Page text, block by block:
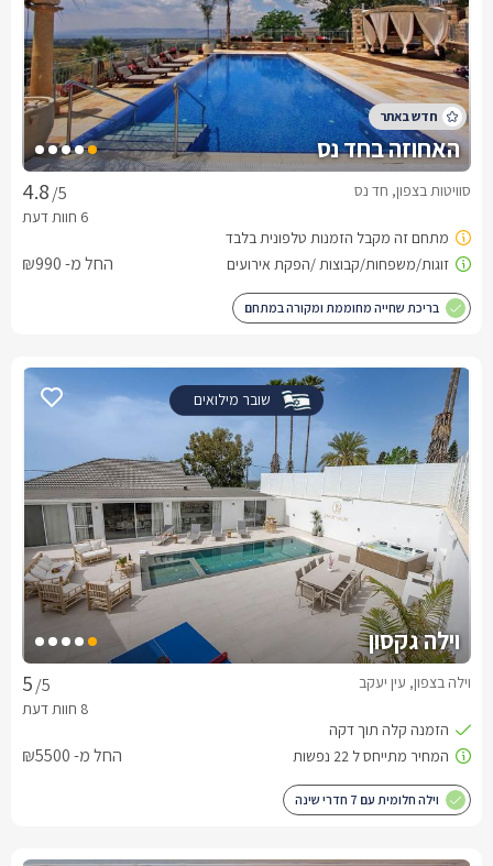
האחוזה בחד נס
/5 סוויטות בצפון, חד נס
החל מ- ₪990
בריכת שחייה מחוממת ומקורה במתחם
שובר מילואים
וילה גקסון
/5 וילה בצפון, עין יעקב
החל מ- ₪5500
וילה חלומית עם 7 חדרי שינה